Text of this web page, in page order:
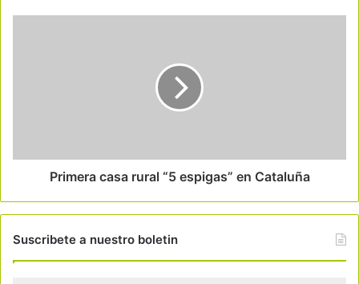
Primera casa rural “5 espigas” en Cataluña
Suscribete a nuestro boletin